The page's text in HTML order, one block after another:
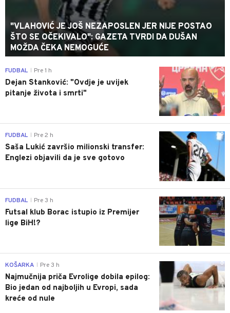
"VLAHOVIĆ JE JOŠ NEZAPOSLEN JER NIJE POSTAO
ŠTO SE OČEKIVALO": GAZETA TVRDI DA DUŠAN
MOŽDA ČEKA NEMOGUĆE
0
FUDBAL Pre 1 h
Dejan Stanković: "Ovdje je uvijek
pitanje života i smrti"
0
FUDBAL Pre 2 h
Saša Lukić završio milionski transfer:
Englezi objavili da je sve gotovo
0
FUDBAL Pre 3 h
Futsal klub Borac istupio iz Premijer
lige BiH!?
0
KOŠARKA Pre 3 h
Najmučnija priča Evrolige dobila epilog:
Bio jedan od najboljih u Evropi, sada
kreće od nule